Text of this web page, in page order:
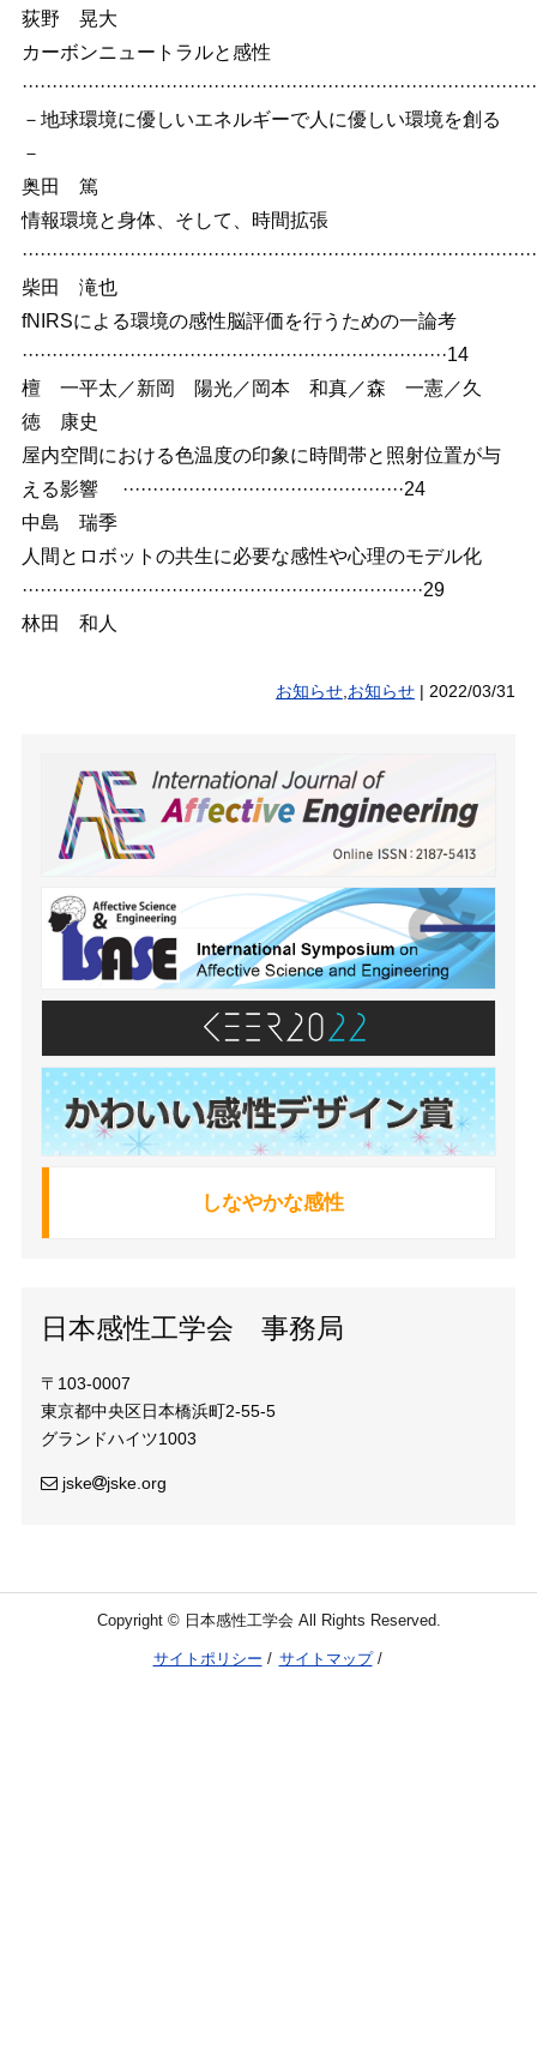
荻野 晃大
カーボンニュートラルと感性
－地球環境に優しいエネルギーで人に優しい環境を創る
－
奥田 篤
情報環境と身体、そして、時間拡張
柴田 滝也
fNIRSによる環境の感性脳評価を行うための一論考
·······································································14
檀 一平太／新岡 陽光／岡本 和真／森 一憲／久
徳 康史
屋内空間における色温度の印象に時間帯と照射位置が与
える影響 ···············································24
中島 瑞季
人間とロボットの共生に必要な感性や心理のモデル化
···································································29
林田 和人
お知らせ お知らせ 2022/03/31
しなやかな感性
日本感性工学会 事務局
〒103-0007
東京都中央区日本橋浜町2-55-5
グランドハイツ1003
jske jske.org
Copyright © 日本感性工学会 All Rights Reserved.
サイトポリシー サイトマップ